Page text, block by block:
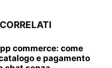
commerce: come
e pagamento